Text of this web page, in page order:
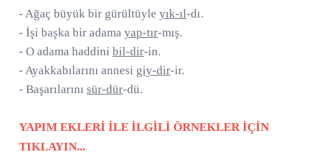
- Ağaç büyük bir gürültüyle yık-ıl-dı.
- İşi başka bir adama yap-tır-mış.
- O adama haddini bil-dir-in.
- Ayakkabılarını annesi giy-dir-ir.
- Başarılarını sür-dür-dü.
YAPIM EKLERİ İLE İLGİLİ ÖRNEKLER İÇİN
TIKLAYIN...